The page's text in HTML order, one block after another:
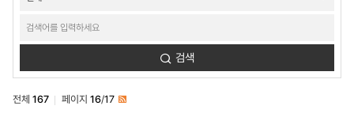
검색
전체 167 페이지 16/17